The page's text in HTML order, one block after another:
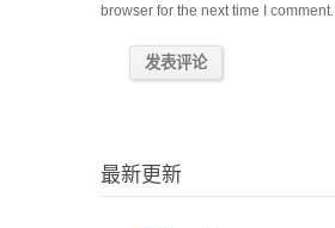
browser for the next time I comment.
最新更新